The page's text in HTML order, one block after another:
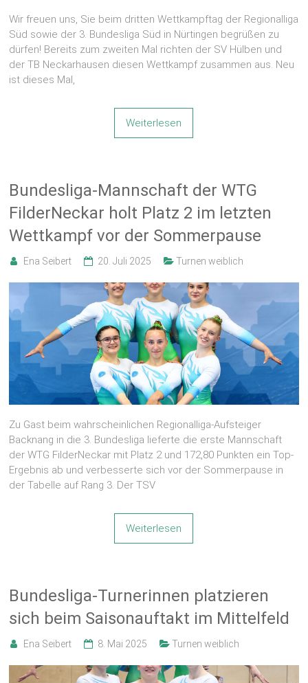
Wir freuen uns, Sie beim dritten Wettkampftag der Regionalliga
Süd sowie der 3. Bundesliga Süd in Nürtingen begrüßen zu
dürfen! Bereits zum zweiten Mal richten der SV Hülben und
der TB Neckarhausen diesen Wettkampf zusammen aus. Neu
ist dieses Mal,
Weiterlesen
Bundesliga-Mannschaft der WTG
FilderNeckar holt Platz 2 im letzten
Wettkampf vor der Sommerpause
Ena Seibert 20. Juli 2025 Turnen weiblich
Zu Gast beim wahrscheinlichen Regionalliga-Aufsteiger
Backnang in die 3. Bundesliga lieferte die erste Mannschaft
der WTG FilderNeckar mit Platz 2 und 172,80 Punkten ein Top-
Ergebnis ab und verbesserte sich vor der Sommerpause in
der Tabelle auf Rang 3. Der TSV
Weiterlesen
Bundesliga-Turnerinnen platzieren
sich beim Saisonauftakt im Mittelfeld
Ena Seibert 8. Mai 2025 Turnen weiblich